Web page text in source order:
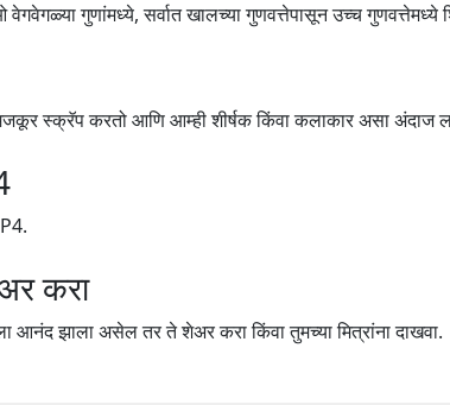
गुणांमध्ये, सर्वात खालच्या गुणवत्तेपासून उच्च
स्क्रॅप करतो आणि आम्ही शीर्षक किंवा कलाकार असा अंदाज
करा
आनंद झाला असेल तर ते शेअर करा किंवा तुमच्या मित्रांना दाखवा.